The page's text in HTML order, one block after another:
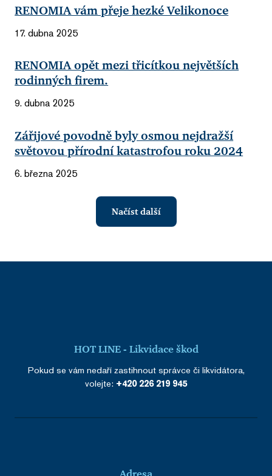
RENOMIA vám přeje hezké Velikonoce
17. dubna 2025
RENOMIA opět mezi třicítkou největších
rodinných firem.
9. dubna 2025
Zářijové povodně byly osmou nejdražší
světovou přírodní katastrofou roku 2024
6. března 2025
Načíst další
HOT LINE - Likvidace škod
Pokud se vám nedaří zastihnout správce či likvidátora,
volejte: +420 226 219 945